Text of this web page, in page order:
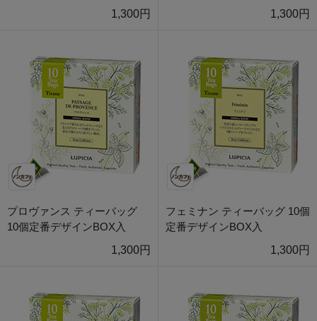
1,300円
1,300円
プロヴァンス ティーバッグ
10個定番デザインBOX入
1,300円
フェミナン ティーバッグ 10個
定番デザインBOX入
1,300円